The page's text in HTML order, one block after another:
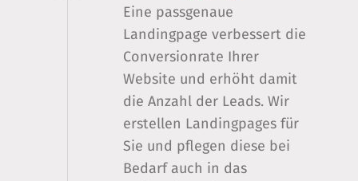
Eine passgenaue
Landingpage verbessert die
Conversionrate Ihrer
Website und erhöht damit
die Anzahl der Leads. Wir
erstellen Landingpages für
Sie und pflegen diese bei
Bedarf auch in das